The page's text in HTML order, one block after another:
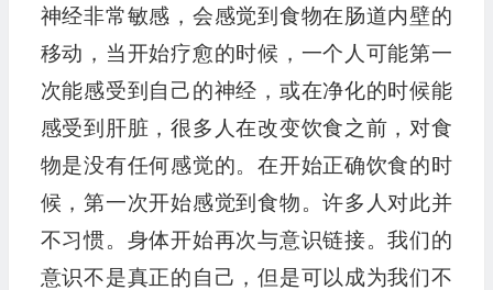
神经非常敏感，会感觉到食物在肠道内壁的
移动，当开始疗愈的时候，一个人可能第一
次能感受到自己的神经，或在净化的时候能
感受到肝脏，很多人在改变饮食之前，对食
物是没有任何感觉的。在开始正确饮食的时
候，第一次开始感觉到食物。许多人对此并
不习惯。身体开始再次与意识链接。我们的
意识不是真正的自己，但是可以成为我们不